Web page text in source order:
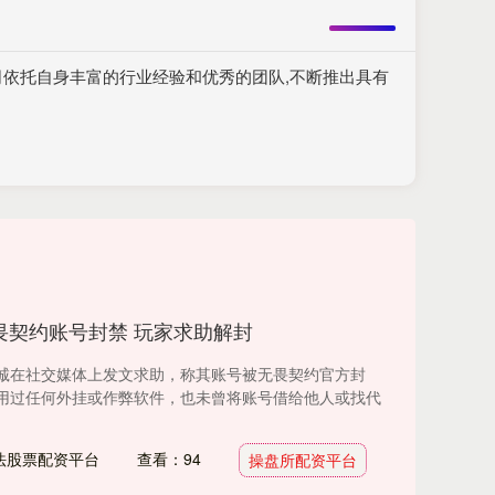
托自身丰富的行业经验和优秀的团队,不断推出具有
约账号封禁 玩家求助解封
在社交媒体上发文求助，称其账号被无畏契约官方封
过任何外挂或作弊软件，也未曾将账号借给他人或找代
股票配资平台 查看：94 操盘所配资平台